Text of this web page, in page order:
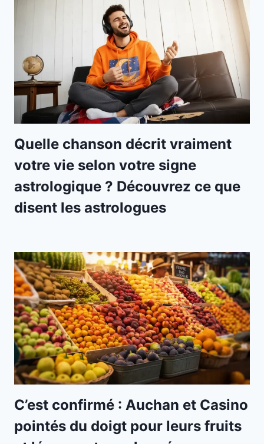
Quelle chanson décrit vraiment
votre vie selon votre signe
astrologique ? Découvrez ce que
disent les astrologues
C’est confirmé : Auchan et Casino
pointés du doigt pour leurs fruits